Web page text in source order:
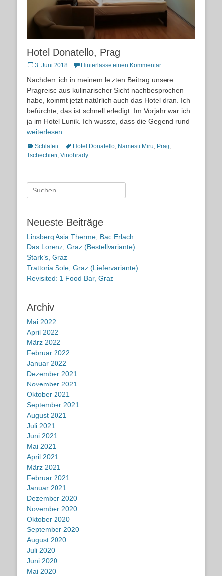
Hotel Donatello, Prag
Posted
3. Juni 2018 Hinterlasse einen Kommentar
Nachdem ich in meinem letzten Beitrag unsere
Pragreise aus kulinarischer Sicht nachbesprochen
habe, kommt jetzt natürlich auch das Hotel dran. Ich
befürchte, das ist schnell erledigt. Im Vorjahr war ich
ja im Hotel Lunik. Ich wusste, dass die Gegend rund
weiterlesen…
Kategorien
Schlafen. Schlagworte
Hotel Donatello, Namesti Miru, Prag,
Tschechien, Vinohrady
Suche
nach:
Neueste Beiträge
Linsberg Asia Therme, Bad Erlach
Das Lorenz, Graz (Bestellvariante)
Stark’s, Graz
Trattoria Sole, Graz (Liefervariante)
Revisited: 1 Food Bar, Graz
Archiv
Mai 2022
April 2022
März 2022
Februar 2022
Januar 2022
Dezember 2021
November 2021
Oktober 2021
September 2021
August 2021
Juli 2021
Juni 2021
Mai 2021
April 2021
März 2021
Februar 2021
Januar 2021
Dezember 2020
November 2020
Oktober 2020
September 2020
August 2020
Juli 2020
Juni 2020
Mai 2020